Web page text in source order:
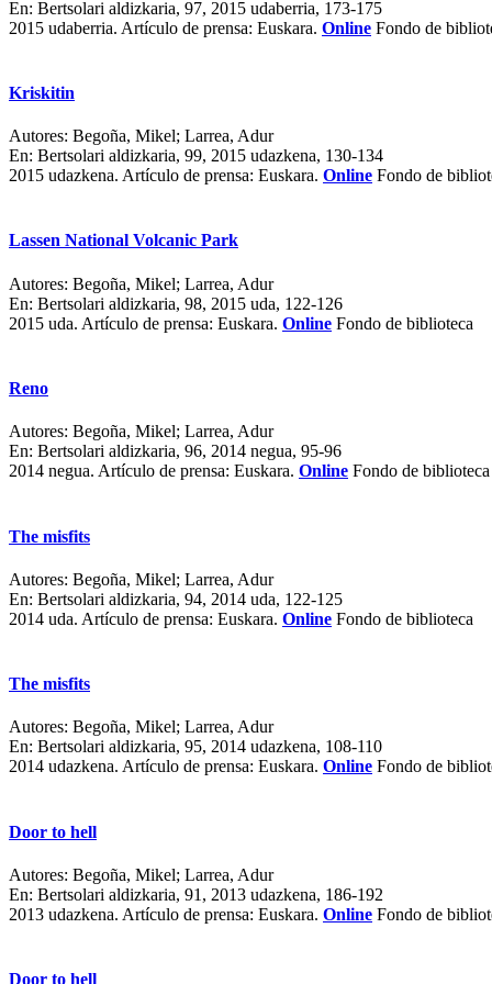
En: Bertsolari aldizkaria, 97, 2015 udaberria, 173-175
2015 udaberria. Artículo de prensa: Euskara. Online Fondo de
Kriskitin
Autores: Begoña, Mikel; Larrea, Adur
En: Bertsolari aldizkaria, 99, 2015 udazkena, 130-134
2015 udazkena. Artículo de prensa: Euskara. Online Fondo de
Lassen National Volcanic Park
Autores: Begoña, Mikel; Larrea, Adur
En: Bertsolari aldizkaria, 98, 2015 uda, 122-126
2015 uda. Artículo de prensa: Euskara. Online Fondo de biblioteca
Reno
Autores: Begoña, Mikel; Larrea, Adur
En: Bertsolari aldizkaria, 96, 2014 negua, 95-96
2014 negua. Artículo de prensa: Euskara. Online Fondo de biblioteca
The misfits
Autores: Begoña, Mikel; Larrea, Adur
En: Bertsolari aldizkaria, 94, 2014 uda, 122-125
2014 uda. Artículo de prensa: Euskara. Online Fondo de biblioteca
The misfits
Autores: Begoña, Mikel; Larrea, Adur
En: Bertsolari aldizkaria, 95, 2014 udazkena, 108-110
2014 udazkena. Artículo de prensa: Euskara. Online Fondo de
Door to hell
Autores: Begoña, Mikel; Larrea, Adur
En: Bertsolari aldizkaria, 91, 2013 udazkena, 186-192
2013 udazkena. Artículo de prensa: Euskara. Online Fondo de
Door to hell